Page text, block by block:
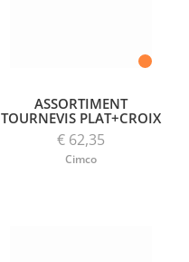
ASSORTIMENT
TOURNEVIS PLAT+CROIX
€ 62,35
Cimco